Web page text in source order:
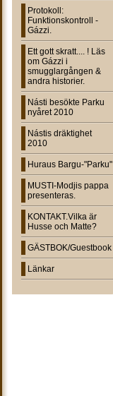
Protokoll:
Funktionskontroll -
Gázzi.
Ett gott skratt.... ! Läs
om Gázzi i
smugglargången &
andra historier.
Násti besökte Parku
nyåret 2010
Nástis dräktighet
2010
Huraus Bargu-"Parku"
MUSTI-Modjis pappa
presenteras.
KONTAKT.Vilka är
Husse och Matte?
GÄSTBOK/Guestbook
Länkar